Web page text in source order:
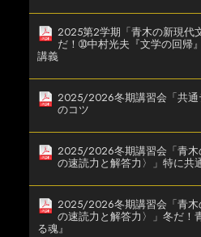
2025第2学期「青木の新現代
だ！➉中村光夫『文学の回帰
講義
2025/2026冬期講習会「共通
のコツ
2025/2026冬期講習会「青木
の速読力と解答力〉」特に共
2025/2026冬期講習会「青木
の速読力と解答力〉」冬だ
る魂』